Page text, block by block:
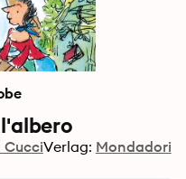
Verlag: Mondadori